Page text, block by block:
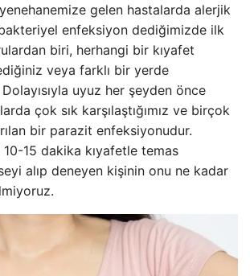
gelen hastalarda alerjik
enfeksiyon dediğimizde ilk
biri, herhangi bir kıyafet
veya farklı bir yerde
uyuz her şeyden önce
çok sık karşılaştığımız ve birçok
bir parazit enfeksiyonudur.
15 dakika kıyafetle temas
alıp deneyen kişinin onu ne kadar